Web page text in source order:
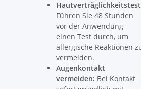
Hautverträglichkeitstest:
Führen Sie 48 Stunden
vor der Anwendung
einen Test durch, um
allergische Reaktionen zu
vermeiden.
Augenkontakt
vermeiden: Bei Kontakt